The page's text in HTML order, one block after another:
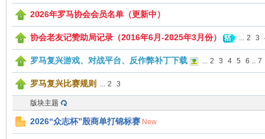
2026年罗马协会会员名单（更新中）
协会老友记赞助局记录（2016年6月-2025年3月份） ... 2 3
罗马复兴游戏、对战平台、反作弊补丁下载 ... 2 3 4 5 6 .. 7
罗马复兴比赛规则 ... 2 3
版块主题
2026“众志杯”殷商单打锦标赛 New